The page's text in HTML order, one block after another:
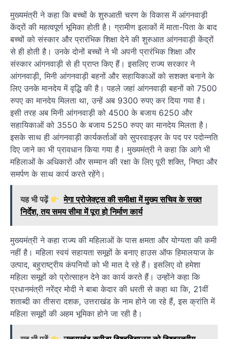
मुख्यमंत्री ने कहा कि बच्चों के शुरुआती चरण के विकास में आंगनवाड़ी
केंद्रों की महत्वपूर्ण भूमिका होती है। ग्रामीण इलाकों में माता-पिता के बाद
बच्चों को संस्कार और प्रारंभिक शिक्षा देने की शुरुआत आंगनवाड़ी केंद्रों
से ही होती है। उनके दोनों बच्चों ने भी अपनी प्रारंभिक शिक्षा और
संस्कार आंगनवाड़ी से ही प्राप्त किए हैं। इसलिए राज्य सरकार ने
आंगनवाड़ी, मिनी आंगनवाड़ी बहनों और सहायिकाओं को सशक्त बनाने के
लिए उनके मानदेय में वृद्धि की है। पहले जहां आंगनवाड़ी बहनों को 7500
रुपए का मानदेय मिलता था, उन्हें अब 9300 रुपए कर दिया गया है।
इसी तरह अब मिनी आंगनवाड़ी को 4500 के बजाय 6250 और
सहायिकाओं को 3550 के बजाय 5250 रुपए का मानदेय मिलता है।
इसके साथ ही आंगनवाड़ी कार्यकर्ताओं को सुपरवाइज़र के पद पर पदोन्नति
दिए जाने का भी प्रावधान किया गया है। मुख्यमंत्री ने कहा कि आगे भी
महिलाओं के अधिकारों और सम्मान की रक्षा के लिए पूरी शक्ति, निष्ठा और
समर्पण के साथ कार्य करते रहेंगे।
यह भी पढ़ें
मेगा प्रोजेक्ट्स की समीक्षा में मुख्य सचिव के सख्त
निर्देश, तय समय सीमा में पूरा हो निर्माण कार्य
मुख्यमंत्री ने कहा राज्य की महिलाओं के पास क्षमता और योग्यता की कमी
नहीं है। महिला स्वयं सहायता समूहों के बनाए हाउस ऑफ हिमालयाज के
उत्पाद, बहुराष्ट्रीय कंपनियों को भी मात दे रहे हैं। इसलिए वो हमेशा
महिला समूहों को प्रोत्साहन देने का कार्य करते हैं। उन्होंने कहा कि
प्रधानमंत्री नरेंद्र मोदी ने बाबा केदार की धरती से कहा था कि, 21वीं
शताब्दी का तीसरा दशक, उत्तराखंड के नाम होने जा रहे हैं, इस क्रांति में
महिला समूहों की अहम भूमिका होने जा रही है।